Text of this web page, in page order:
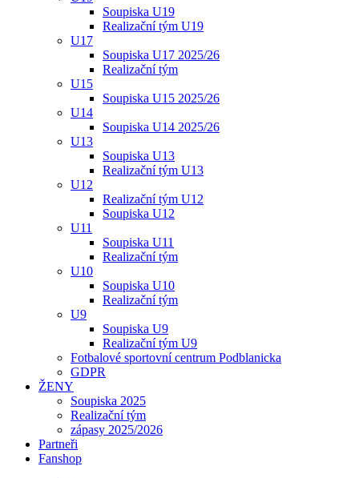
Soupiska U19
Realizační tým U19
U17
Soupiska U17 2025/26
Realizační tým
U15
Soupiska U15 2025/26
U14
Soupiska U14 2025/26
U13
Soupiska U13
Realizační tým U13
U12
Realizační tým U12
Soupiska U12
U11
Soupiska U11
Realizační tým
U10
Soupiska U10
Realizační tým
U9
Soupiska U9
Realizační tým U9
Fotbalové sportovní centrum Podblanicka
GDPR
ŽENY
Soupiska 2025
Realizační tým
zápasy 2025/2026
Partneři
Fanshop